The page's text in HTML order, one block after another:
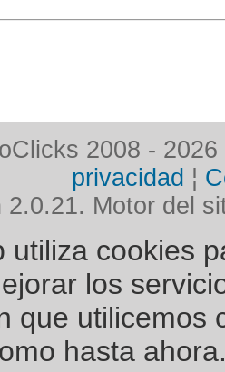
2008 - 2026
privacidad ¦
2.0.21. Motor del
utiliza cookies
los
que utilicemos
hasta